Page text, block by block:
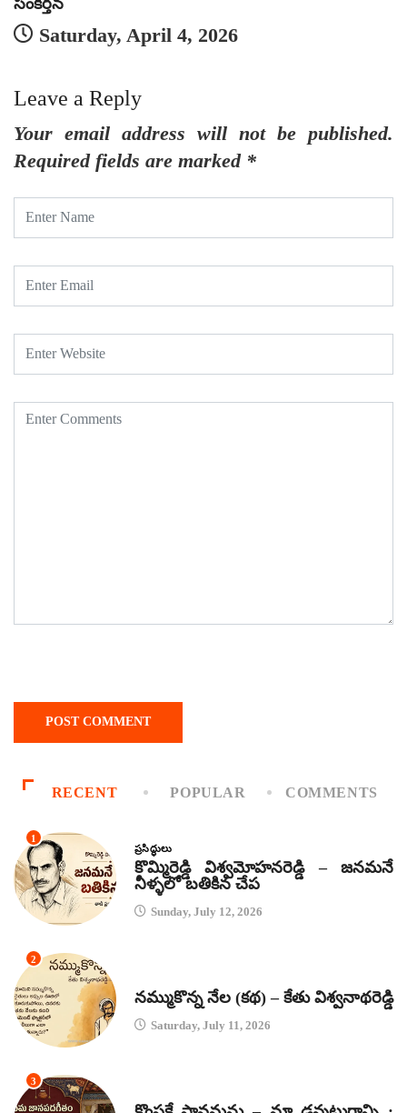
Saturday, April 4, 2026
Leave a Reply
Your email address will not be published.
Required fields are marked *
RECENT POPULAR COMMENTS
1
ప్రసిద్ధులు
కొమ్మిరెడ్డి విశ్వమోహనరెడ్డి – జనమనే
నీళ్ళలో బతికిన చేప
Sunday, July 12, 2026
2
నమ్ముకొన్న నేల (కథ) – కేతు విశ్వనాథరెడ్డి
Saturday, July 11, 2026
3